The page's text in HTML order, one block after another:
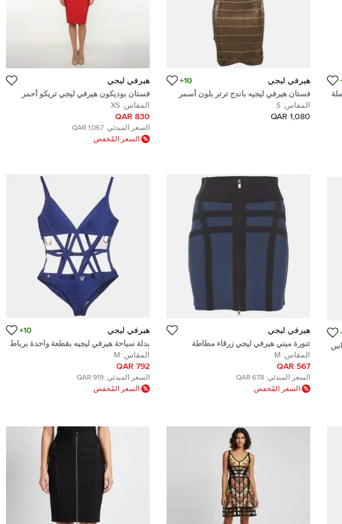
هيرفي ليجي 10+
فستان هيرفي ليجيه باندج ترتر بلون أسمر
مقاس صغير (سمول)
المقاس: S
1,080 QAR
هيرفي ليجي
فستان بوديكون هيرفي ليجي تريكو أحمر
مضلع رقبة حرف في مقاس صغير جدًا - إكس
سمول
المقاس: XS
830 QAR
السعر المبدئي: 1,067 QAR
السعر المُخفض
هيرفي ليجي
تنورة ميني هيرفي ليجي زرقاء مطاطة
متماسكة مقاس متوسط
المقاس: M
567 QAR
السعر المبدئي: 678 QAR
السعر المُخفض
هيرفي ليجي 10+
بدلة سباحة هيرفي ليجيه بقطعة واحدة برباط
أزرق بمقاس متوسط
المقاس: M
792 QAR
السعر المبدئي: 919 QAR
السعر المُخفض